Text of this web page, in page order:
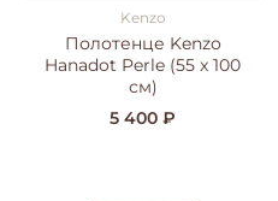
Kenzo
Полотенце Kenzo
Hanadot Perle (55 x 100
см)
5 400 ₽